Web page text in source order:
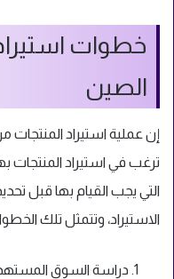
خطوات
الصين
إن عملية استيراد المنتجات
ترغب في استيراد المنتجات
التي يجب القيام بها قبل
الاستيراد، وتتمثل تلك
دراسة السوق